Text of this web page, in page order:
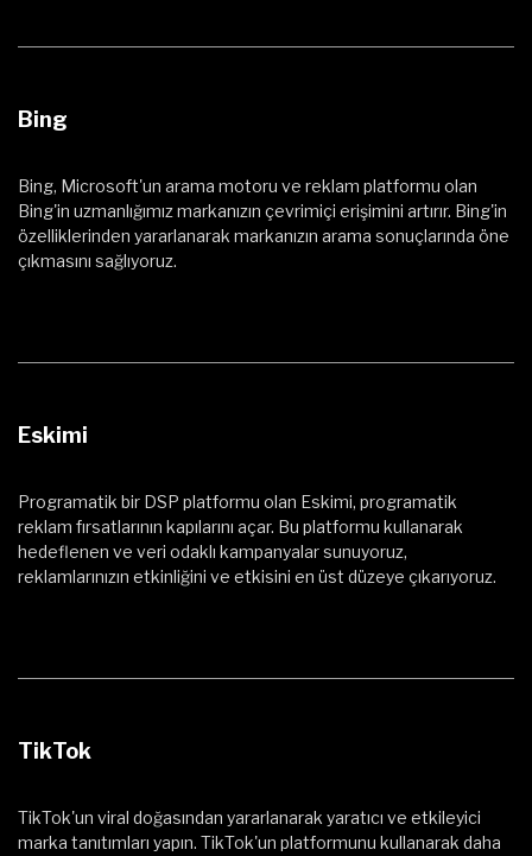
Bing
Bing, Microsoft'un arama motoru ve reklam platformu olan
Bing'in uzmanlığımız markanızın çevrimiçi erişimini artırır. Bing'in
özelliklerinden yararlanarak markanızın arama sonuçlarında öne
çıkmasını sağlıyoruz.
Eskimi
Programatik bir DSP platformu olan Eskimi, programatik
reklam fırsatlarının kapılarını açar. Bu platformu kullanarak
hedeflenen ve veri odaklı kampanyalar sunuyoruz,
reklamlarınızın etkinliğini ve etkisini en üst düzeye çıkarıyoruz.
TikTok
TikTok'un viral doğasından yararlanarak yaratıcı ve etkileyici
marka tanıtımları yapın. TikTok'un platformunu kullanarak daha